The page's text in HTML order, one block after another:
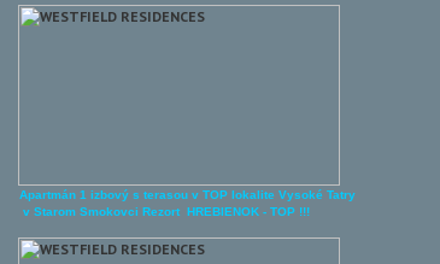
Apartmán 1 izbový s terasou v TOP lokalite Vysoké Tatry
v Starom Smokovci Rezort HREBIENOK - TOP !!!